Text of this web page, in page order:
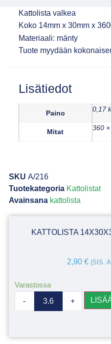
Kattolista valkea
Koko 14mm x 30mm x
Materiaali: mänty
Tuote myydään
Lisätiedot
Paino 0,17
Mitat 360
SKU A/216
Tuotekategoria Kattolistat
Avainsana kattolista
KATTOLISTA
2,90 € (SIS.
Varastossa
- +